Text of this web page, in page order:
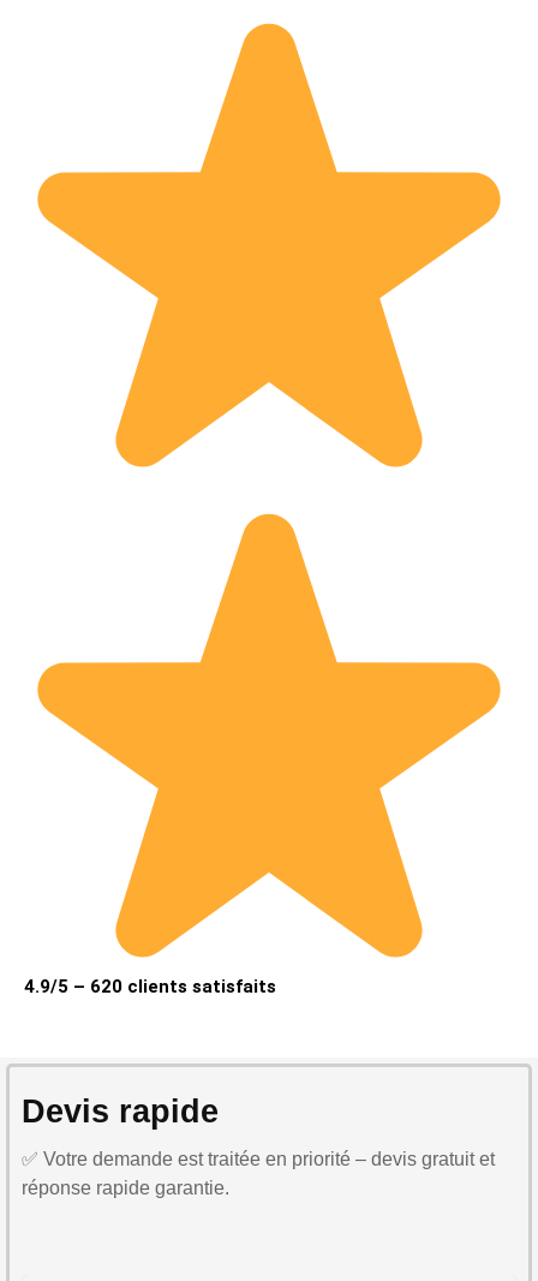
4.9/5 – 620 clients satisfaits
Devis rapide
✅ Votre demande est traitée en priorité – devis gratuit et
réponse rapide garantie.